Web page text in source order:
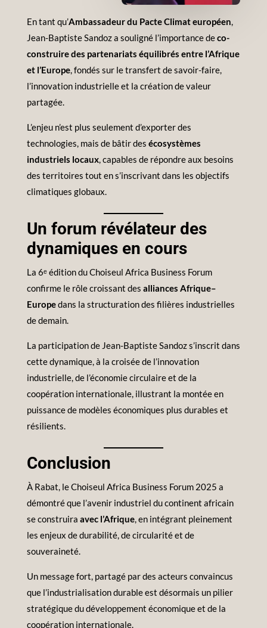
En tant qu’Ambassadeur du Pacte Climat européen,
Jean-Baptiste Sandoz a souligné l’importance deco-
construire des partenariats équilibrés entre l’Afrique
et l’Europe, fondés sur le transfert de savoir-faire,
l’innovation industrielle et la création de valeur
partagée.
L’enjeu n’est plus seulement d’exporter des
technologies, mais de bâtir des écosystèmes
industriels locaux, capables de répondre aux besoins
des territoires tout en s’inscrivant dans les objectifs
climatiques globaux.
Un forum révélateur des
dynamiques en cours
La 6ᵉ édition du Choiseul Africa Business Forum
confirme le rôle croissant des alliances Afrique–
Europedans la structuration des filières industrielles
de demain.
La participation de Jean-Baptiste Sandoz s’inscrit dans
cette dynamique, à la croisée de l’innovation
industrielle, de l’économie circulaire et de la
coopération internationale, illustrant la montée en
puissance de modèles économiques plus durables et
résilients.
Conclusion
À Rabat, le Choiseul Africa Business Forum 2025 a
démontré que l’avenir industriel du continent africain
se construira avec l’Afrique, en intégrant pleinement
les enjeux de durabilité, de circularité et de
souveraineté.
Un message fort, partagé par des acteurs convaincus
que l’industrialisation durable est désormais un pilier
stratégique du développement économique et de la
coopération internationale.